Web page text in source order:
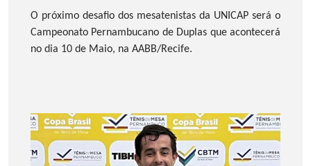
O próximo desafio dos mesatenistas da UNICAP será o
Campeonato Pernambucano de Duplas que acontecerá
no dia 10 de Maio, na AABB/Recife.